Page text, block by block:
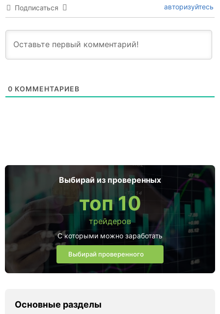
Подписаться авторизуйтесь
0 КОММЕНТАРИЕВ
Выбирай из проверенных
топ 10
трейдеров
С которыми можно заработать
Выбирай проверенного
Основные разделы